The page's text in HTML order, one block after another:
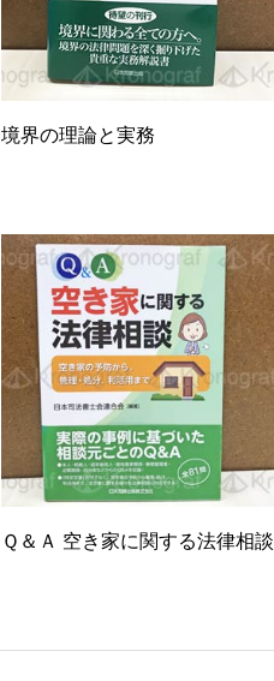
境界の理論と実務
Ｑ＆Ａ 空き家に関する法律相談